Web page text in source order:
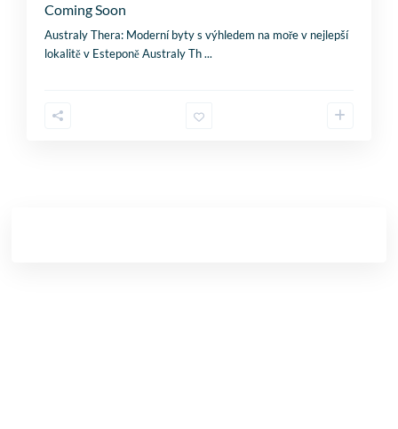
Coming Soon
Australy Thera: Moderní byty s výhledem na moře v nejlepší
lokalitě v Esteponě Australy Th...